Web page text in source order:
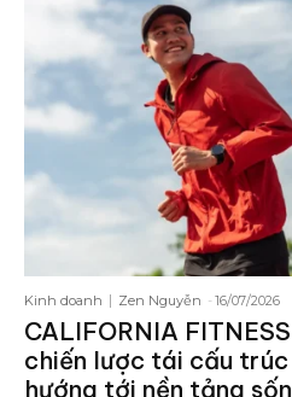
Kinh doanh Zen Nguyễn - 16/07/2026
CALIFORNIA
chiến lược tái cấu
hướng tới nền tảng